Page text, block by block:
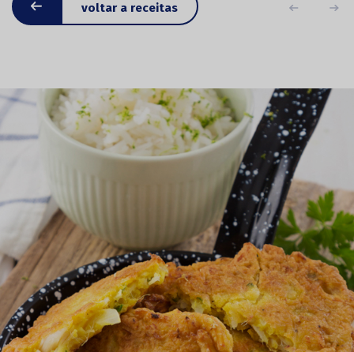
voltar a receitas